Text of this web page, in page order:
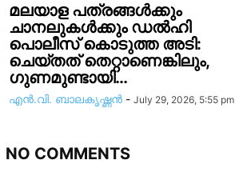
മലയാള പത്രങ്ങൾക്കും
ചാനലുകൾക്കും ഡൽഹി
പൊലീസ് കൊടുത്ത അടി:
ചെയ്തത് തെറ്റാണെങ്കിലും,
ഗുണമുണ്ടായി…
എൻ.വി. ബാലകൃഷ്ണൻ - July 29, 2026, 5:55 pm
NO COMMENTS